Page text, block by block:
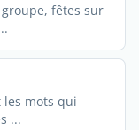
fêtes sur
les mots qui
...